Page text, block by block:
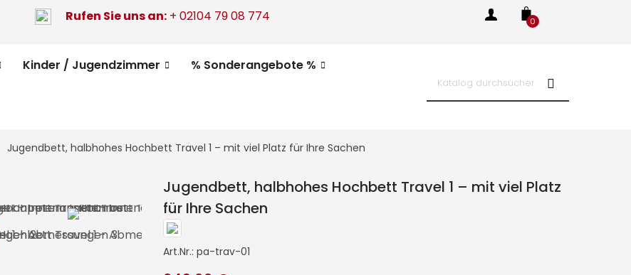
Rufen Sie uns an: + 02104 79 08 774 0
Kinder / Jugendzimmer % Sonderangebote %
Jugendbett, halbhohes Hochbett Travel 1 – mit viel Platz für Ihre Sachen
Jugendbett, halbhohes Hochbett Travel 1 – mit viel Platz
für Ihre Sachen
Art.Nr.: pa-trav-01